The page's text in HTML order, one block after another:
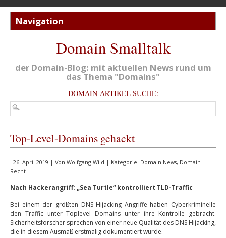
Domain Smalltalk
der Domain-Blog: mit aktuellen News rund um
das Thema "Domains"
DOMAIN-ARTIKEL SUCHE:
Top-Level-Domains gehackt
26. April 2019 | Von Wolfgang Wild | Kategorie: Domain News, Domain
Recht
Nach Hackerangriff: „Sea Turtle“ kontrolliert TLD-Traffic
Bei einem der größten DNS Hijacking Angriffe haben Cyberkriminelle
den Traffic unter Toplevel Domains unter ihre Kontrolle gebracht.
Sicherheitsforscher sprechen von einer neue Qualität des DNS Hijacking,
die in diesem Ausmaß erstmalig dokumentiert wurde.